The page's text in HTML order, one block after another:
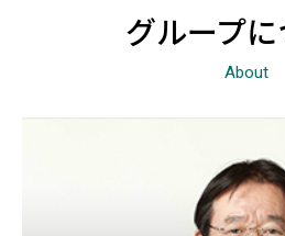
グループ
About